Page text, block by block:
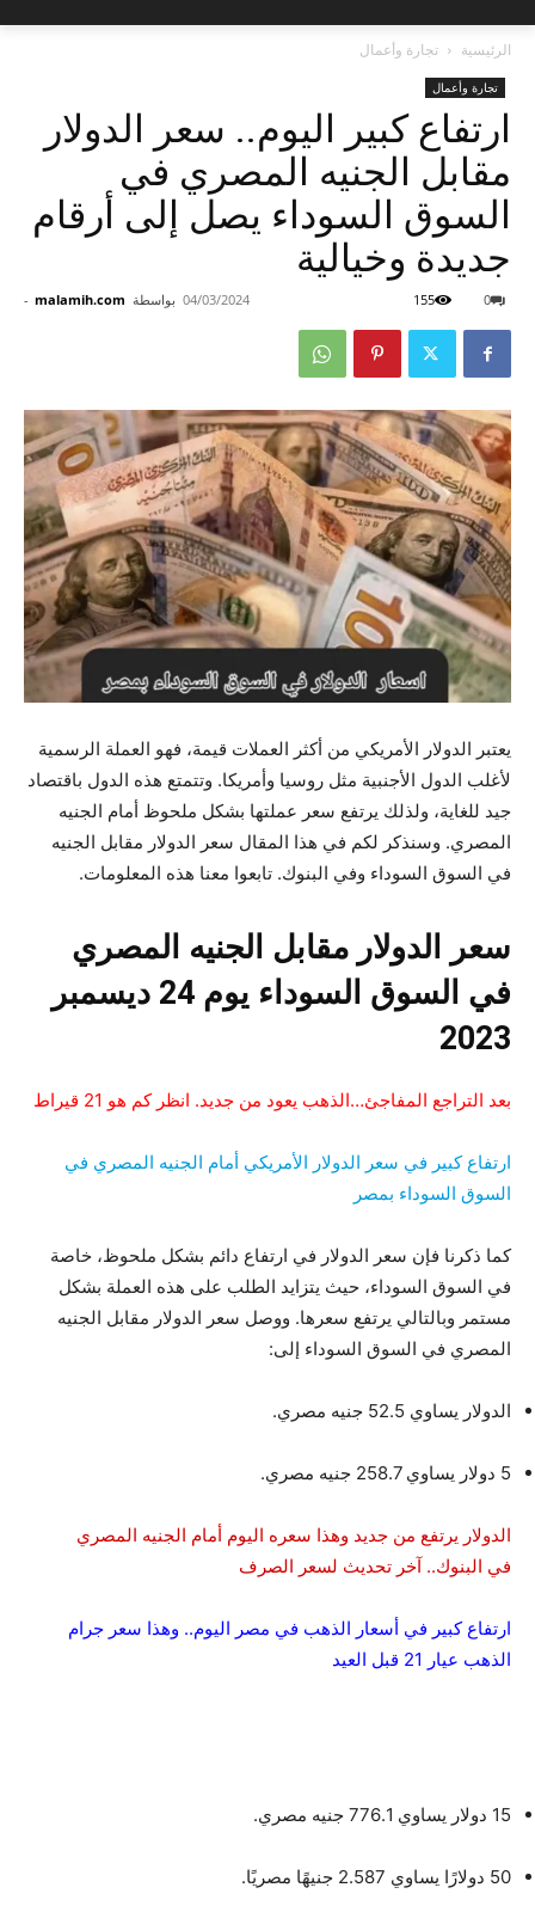
الرئيسية تجارة وأعمال
تجارة وأعمال
ارتفاع كبير اليوم.. سعر الدولار
مقابل الجنيه المصري في
السوق السوداء يصل إلى أرقام
جديدة وخيالية
بواسطة malamih.com
- 04/03/2024 0
155
يعتبر الدولار الأمريكي من أكثر العملات قيمة، فهو العملة الرسمية
لأغلب الدول الأجنبية مثل روسيا وأمريكا. وتتمتع هذه الدول باقتصاد
جيد للغاية، ولذلك يرتفع سعر عملتها بشكل ملحوظ أمام الجنيه
المصري. وسنذكر لكم في هذا المقال سعر الدولار مقابل الجنيه
في السوق السوداء وفي البنوك. تابعوا معنا هذه المعلومات.
سعر الدولار مقابل الجنيه المصري
في السوق السوداء يوم 24 ديسمبر
2023
بعد التراجع المفاجئ…الذهب يعود من جديد. انظر كم هو 21 قيراط
ارتفاع كبير في سعر الدولار الأمريكي أمام الجنيه المصري في
السوق السوداء بمصر
كما ذكرنا فإن سعر الدولار في ارتفاع دائم بشكل ملحوظ، خاصة
في السوق السوداء، حيث يتزايد الطلب على هذه العملة بشكل
مستمر وبالتالي يرتفع سعرها. ووصل سعر الدولار مقابل الجنيه
المصري في السوق السوداء إلى:
الدولار يساوي 52.5 جنيه مصري.
5 دولار يساوي 258.7 جنيه مصري.
الدولار يرتفع من جديد وهذا سعره اليوم أمام الجنيه المصري
في البنوك.. آخر تحديث لسعر الصرف
ارتفاع كبير في أسعار الذهب في مصر اليوم.. وهذا سعر جرام
الذهب عيار 21 قبل العيد
15 دولار يساوي 776.1 جنيه مصري.
50 دولارًا يساوي 2.587 جنيهًا مصريًا.